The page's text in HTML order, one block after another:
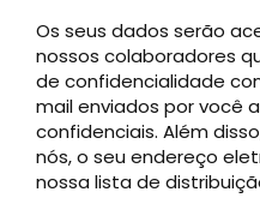
Os seus dados serão
nossos colaboradores
de confidencialidade
mail enviados por você
confidenciais. Além
nós, o seu endereço
nossa lista de